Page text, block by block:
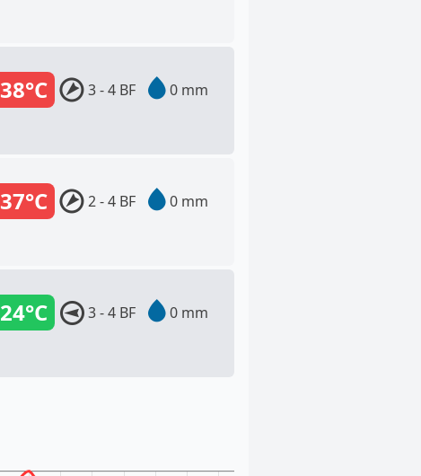
38°C 3 - 4 BF 0 mm
37°C 2 - 4 BF 0 mm
24°C 3 - 4 BF 0 mm